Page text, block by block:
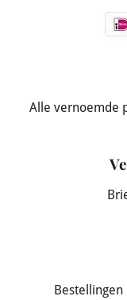
Alle vernoemde
Bestellingen